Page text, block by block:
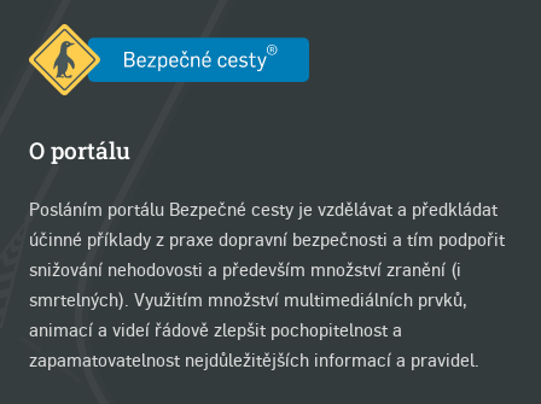
O portálu
Posláním portálu Bezpečné cesty je vzdělávat a předkládat
účinné příklady z praxe dopravní bezpečnosti a tím podpořit
snižování nehodovosti a především množství zranění (i
smrtelných). Využitím množství multimediálních prvků,
animací a videí řádově zlepšit pochopitelnost a
zapamatovatelnost nejdůležitějších informací a pravidel.